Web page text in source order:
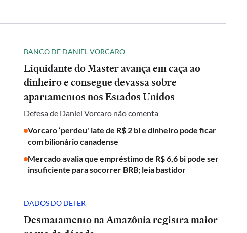
BANCO DE DANIEL VORCARO
Liquidante do Master avança em caça ao
dinheiro e consegue devassa sobre
apartamentos nos Estados Unidos
Defesa de Daniel Vorcaro não comenta
Vorcaro ‘perdeu' iate de R$ 2 bi e dinheiro pode ficar
com bilionário canadense
Mercado avalia que empréstimo de R$ 6,6 bi pode ser
insuficiente para socorrer BRB; leia bastidor
DADOS DO DETER
Desmatamento na Amazônia registra maior